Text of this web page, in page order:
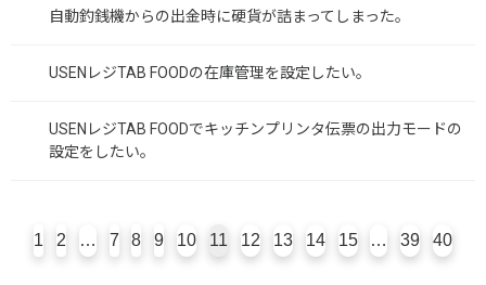
自動釣銭機からの出金時に硬貨が詰まってしまった。
USENレジTAB FOODの在庫管理を設定したい。
USENレジTAB FOODでキッチンプリンタ伝票の出力モードの
設定をしたい。
1 2 … 7 8 9 10 11 12 13 14 15 … 39 40